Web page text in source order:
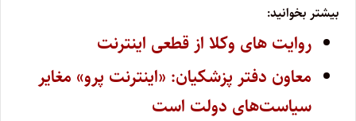
بیشتر بخوانید:
روایت های وکلا از قطعی اینترنت
معاون دفتر پزشکیان: «اینترنت پرو» مغایر
سیاست‌های دولت است